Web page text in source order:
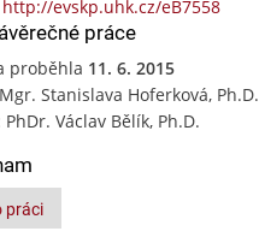
http://evskp.uhk.cz/eB7558
práce
proběhla 11. 6. 2015
Stanislava Hoferková, Ph.D.
Václav Bělík, Ph.D.
práci